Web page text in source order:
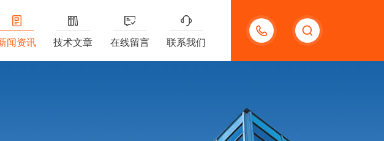
15920118006
闻资讯 技术文章 在线留言 联系我们